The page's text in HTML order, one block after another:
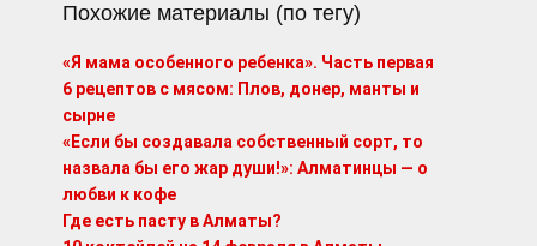
Похожие материалы (по тегу)
«Я мама особенного ребенка». Часть первая
6 рецептов с мясом: Плов, донер, манты и
сырне
«Если бы создавала собственный сорт, то
назвала бы его жар души!»: Алматинцы — о
любви к кофе
Где есть пасту в Алматы?